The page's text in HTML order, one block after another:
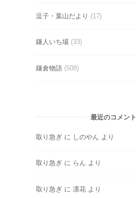
逗子・葉山だより (17)
鎌人いち場 (33)
鎌倉物語 (508)
最近のコメント
取り急ぎ に しのやん より
取り急ぎ に らん より
取り急ぎ に 凛花 より